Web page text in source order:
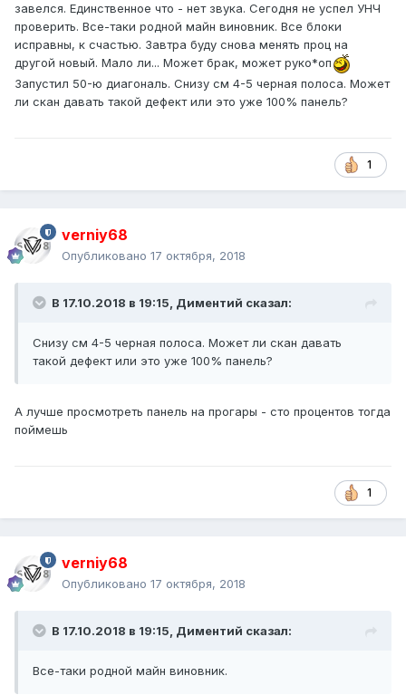
завелся. Единственное что - нет звука. Сегодня не успел УНЧ
проверить. Все-таки родной майн виновник. Все блоки
исправны, к счастью. Завтра буду снова менять проц на
другой новый. Мало ли... Может брак, может руко*оп
Запустил 50-ю диагональ. Снизу см 4-5 черная полоса. Может
ли скан давать такой дефект или это уже 100% панель?
1
verniy68
Опубликовано 17 октября, 2018
В 17.10.2018 в 19:15, Диментий сказал:
Снизу см 4-5 черная полоса. Может ли скан давать
такой дефект или это уже 100% панель?
А лучше просмотреть панель на прогары - сто процентов тогда
поймешь
1
verniy68
Опубликовано 17 октября, 2018
В 17.10.2018 в 19:15, Диментий сказал:
Все-таки родной майн виновник.